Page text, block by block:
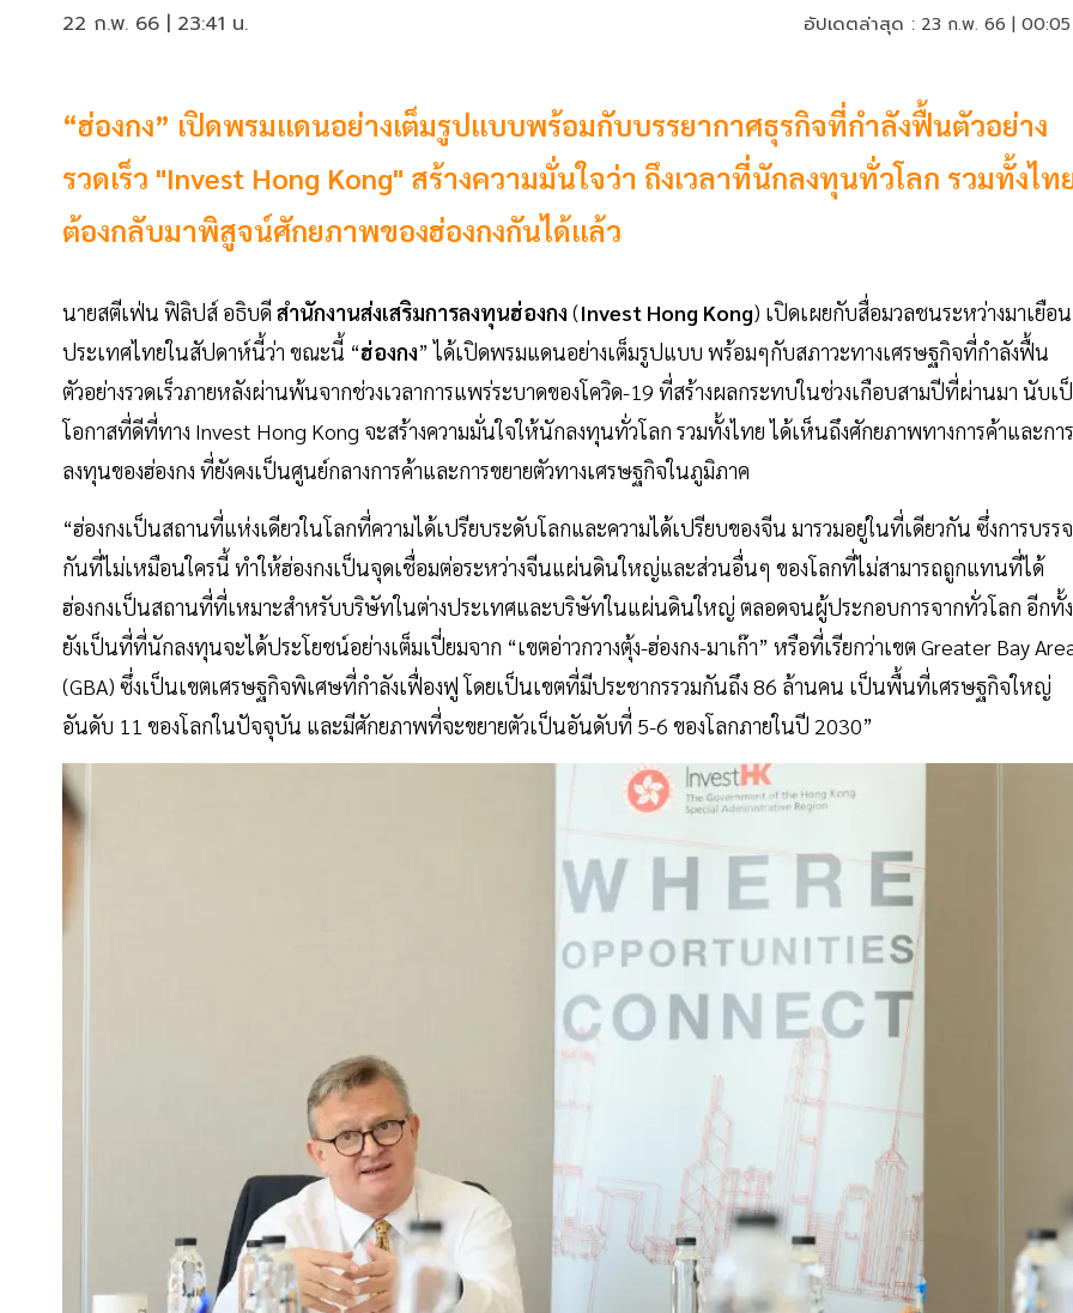
22 ก.พ. 66 | 23:41 น. อัปเดตล่าสุด : 23 ก.พ. 66 |
“ฮ่องกง” เปิดพรมแดนอย่างเต็มรูปแบบพร้อมกับบรรยากาศธุรกิจที่กำลังฟื้นตัวอย่าง
รวดเร็ว "Invest Hong Kong" สร้างความมั่นใจว่า ถึงเวลาที่นักลงทุนทั่วโลก รวมทั้งไท
ต้องกลับมาพิสูจน์ศักยภาพของฮ่องกงกันได้แล้ว
นายสตีเฟ่น ฟิลิปส์ อธิบดี สำนักงานส่งเสริมการลงทุนฮ่องกง (Invest Hong Kong) เปิดเผยกับสื่อมวลชนระหว่างมาเยือน
ประเทศไทยในสัปดาห์นี้ว่า ขณะนี้ “ฮ่องกง” ได้เปิดพรมแดนอย่างเต็มรูปแบบ พร้อมๆกับสภาวะทางเศรษฐกิจที่กำลังฟื้น
ตัวอย่างรวดเร็วภายหลังผ่านพ้นจากช่วงเวลาการแพร่ระบาดของโควิด-19 ที่สร้างผลกระทบในช่วงเกือบสามปีที่ผ่านมา นับเ
โอกาสที่ดีที่ทาง Invest Hong Kong จะสร้างความมั่นใจให้นักลงทุนทั่วโลก รวมทั้งไทย ได้เห็นถึงศักยภาพทางการค้าและการ
ลงทุนของฮ่องกง ที่ยังคงเป็นศูนย์กลางการค้าและการขยายตัวทางเศรษฐกิจในภูมิภาค
“ฮ่องกงเป็นสถานที่แห่งเดียวในโลกที่ความได้เปรียบระดับโลกและความได้เปรียบของจีน มารวมอยู่ในที่เดียวกัน ซึ่งการบรร
กันที่ไม่เหมือนใครนี้ ทำให้ฮ่องกงเป็นจุดเชื่อมต่อระหว่างจีนแผ่นดินใหญ่และส่วนอื่นๆ ของโลกที่ไม่สามารถถูกแทนที่ได้
ฮ่องกงเป็นสถานที่ที่เหมาะสำหรับบริษัทในต่างประเทศและบริษัทในแผ่นดินใหญ่ ตลอดจนผู้ประกอบการจากทั่วโลก อีกทั้ง
ยังเป็นที่ที่นักลงทุนจะได้ประโยชน์อย่างเต็มเปี่ยมจาก “เขตอ่าวกวางตุ้ง-ฮ่องกง-มาเก๊า” หรือที่เรียกว่าเขต Greater Bay
(GBA) ซึ่งเป็นเขตเศรษฐกิจพิเศษที่กำลังเฟื่องฟู โดยเป็นเขตที่มีประชากรรวมกันถึง 86 ล้านคน เป็นพื้นที่เศรษฐกิจใหญ่
อันดับ 11 ของโลกในปัจจุบัน และมีศักยภาพที่จะขยายตัวเป็นอันดับที่ 5-6 ของโลกภายในปี 2030”